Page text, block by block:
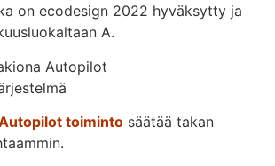
on ecodesign 2022 hyväksytty ja
A.
Autopilot
toiminto säätää takan